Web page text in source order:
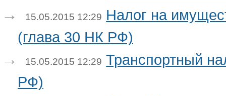
15.05.2015 12:29 Налог на
(глава 30 НК РФ)
15.05.2015 12:29 Транспортный
РФ)